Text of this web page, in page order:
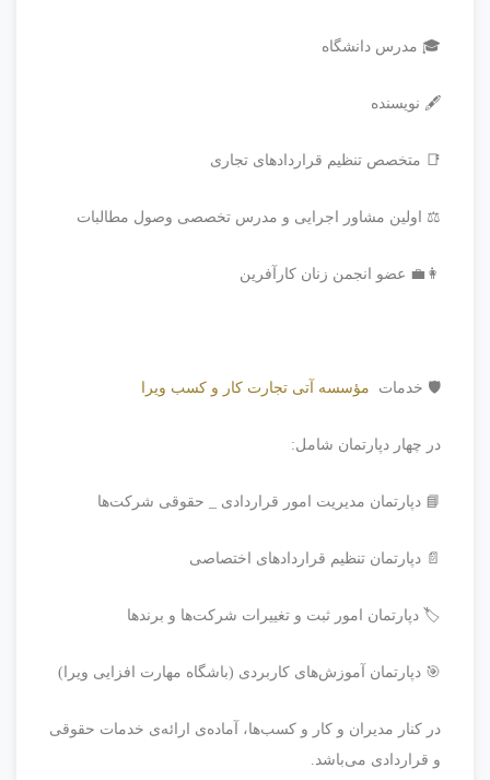
🎓 مدرس دانشگاه
🖋️ نویسنده
📑 متخصص تنظیم قراردادهای تجاری
⚖️ اولین مشاور اجرایی و مدرس تخصصی وصول مطالبات
👩‍💼 عضو انجمن زنان کارآفرین
🛡️ خدمات مؤسسه آتی تجارت کار و کسب ویرا
در چهار دپارتمان شامل:
📘 دپارتمان مدیریت امور قراردادی _ حقوقی شرکت‌‌ها
📄 دپارتمان تنظیم قراردادهای اختصاصی
🏷️ دپارتمان امور ثبت و تغییرات شرکت‌ها و برندها
🎯 دپارتمان آموزش‌های کاربردی (باشگاه مهارت افزایی ویرا)
در کنار مدیران و کار و کسب‌ها، آماده‌ی ارائه‌ی خدمات حقوقی
و قراردادی می‌باشد.